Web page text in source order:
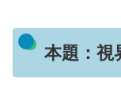
本題：視